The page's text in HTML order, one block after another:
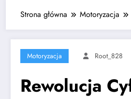
Strona główna Motoryzacja
Motoryzacja Root_828
Rewolucja